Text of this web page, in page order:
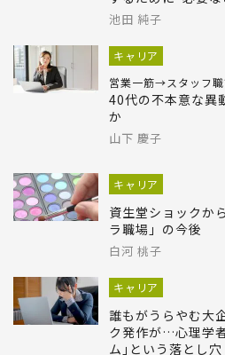
するために“必要な
池田 純子
キャリア
営業一筋→スタッフ職
か
山下 慶子
ラ職場」の今後
白河 桃子
キャリア